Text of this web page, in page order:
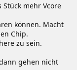
mehr Vcore
können. Macht
Chip.
zu sein.
gehen nicht